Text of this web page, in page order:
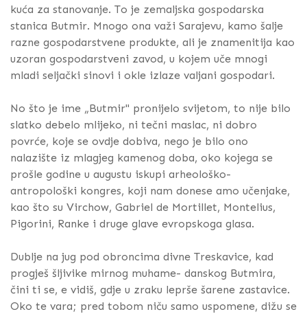
kuća za stanovanje. To je zemaljska gospodarska
stanica Butmir. Mnogo ona važi Sarajevu, kamo šalje
razne gospodarstvene produkte, ali je znamenitija kao
uzoran gospodarstveni zavod, u kojem uče mnogi
mladi seljački sinovi i okle izlaze valjani gospodari.
No što je ime „Butmir" pronijelo svijetom, to nije bilo
slatko debelo mlijeko, ni tečni maslac, ni dobro
povrće, koje se ovdje dobiva, nego je bilo ono
nalazište iz mlagjeg kamenog doba, oko kojega se
prošle godine u augustu iskupi arheološko-
antropološki kongres, koji nam donese amo učenjake,
kao što su Virchow, Gabriel de Mortillet, Montelius,
Pigorini, Ranke i druge glave evropskoga glasa.
Dublje na jug pod obroncima divne Treskavice, kad
progješ šljivike mirnog muhame- danskog Butmira,
čini ti se, e vidiš, gdje u zraku leprše šarene zastavice.
Oko te vara; pred tobom niču samo uspomene, dižu se